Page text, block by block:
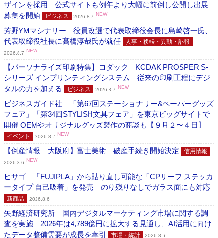
ザインを採用 公式サイトも例年より大幅に前倒し公開し出展
募集を開始
ビジネス 2026.8.7 NEW
芳野YMマシナリー 役員改選で代表取締役会長に島崎啓一氏、
代表取締役社長に髙橋淳哉氏が就任
人事・移転・異動・訃報
2026.8.7 NEW
【パーソナライズ印刷特集】コダック KODAK PROSPER S-
シリーズ インプリンティングシステム 従来の印刷工程にデジ
タルの力を加える
ビジネス 2026.8.7 NEW
ビジネスガイド社 「第67回ステーショナリー&ペーパーグッズ
フェア」「第34回STYLISH文具フェア」を東京ビッグサイトで
開催 OEMやオリジナルグッズ製作の商談も【９月２〜４日】
イベント 2026.8.7 NEW
【倒産情報 大阪府】富士美術 破産手続き開始決定 信用情報
2026.8.6 NEW
ヒサゴ 「FUJIPLA」から貼り直し可能な「CPリーフ ステッカ
ータイプ 自己吸着」を発売 のり残りなしでガラス面にも対応
新商品 2026.8.6
矢野経済研究所 国内デジタルマーケティング市場に関する調
査を実施 2026年は4,789億円に拡大する見通し、AI活用に向け
たデータ整備需要が成長を牽引
市場・統計 2026.8.6